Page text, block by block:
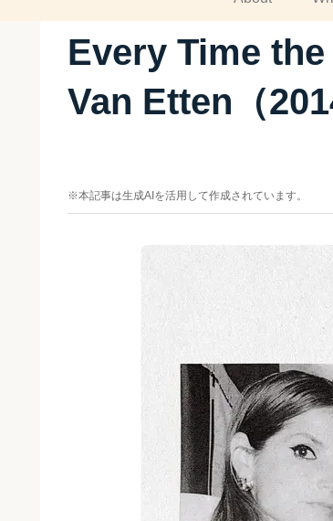
Every Time
Van Etten（
※本記事は生成AIを活用して作成されています。